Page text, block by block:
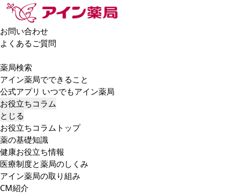
お問い合わせ
よくあるご質問
薬局検索
アイン薬局でできること
公式アプリ いつでもアイン薬局
お役立ちコラム
とじる
お役立ちコラムトップ
薬の基礎知識
健康お役立ち情報
医療制度と薬局のしくみ
アイン薬局の取り組み
CM紹介